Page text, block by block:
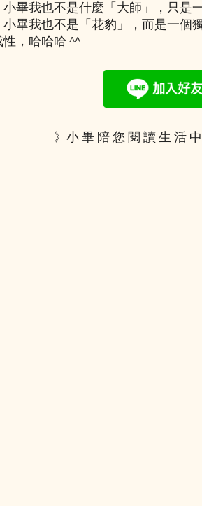
畢我也不是什麼「大師」，只是
畢我也不是「花豹」，而是一個
，哈哈哈 ^^
》小 畢 陪 您 閱 讀 生 活